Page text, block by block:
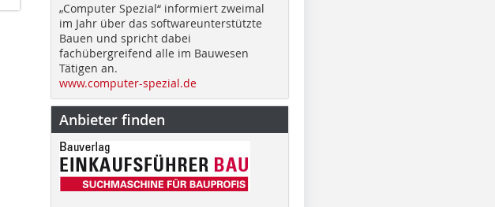
„Computer Spezial“ informiert zweimal
im Jahr über das softwareunterstützte
Bauen und spricht dabei
fachübergreifend alle im Bauwesen
Tätigen an.
www.computer-spezial.de
Anbieter finden